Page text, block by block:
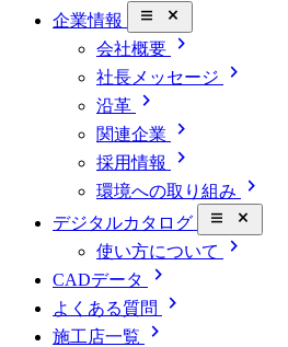
企業情報 close_small
会社概要 chevron_right
社長メッセージ chevron_right
沿革 chevron_right
関連企業 chevron_right
採用情報 chevron_right
環境への取り組み chevron_right
デジタルカタログ close_small
使い方について chevron_right
CADデータ chevron_right
よくある質問 chevron_right
施工店一覧
chevron_right